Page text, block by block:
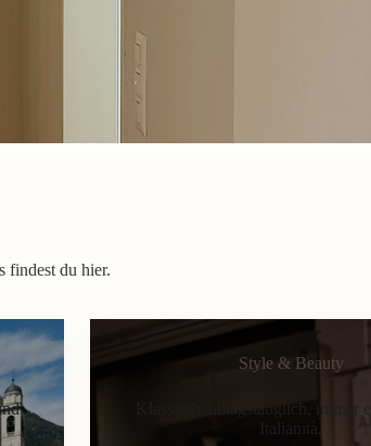
findest du hier.
Style & Beauty
Klassisch, alltagstauglich, immer
Italianità.